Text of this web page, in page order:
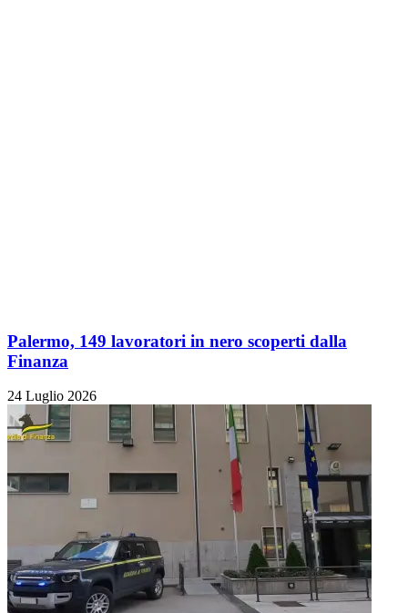
Palermo, 149 lavoratori in nero scoperti dalla
Finanza
24 Luglio 2026